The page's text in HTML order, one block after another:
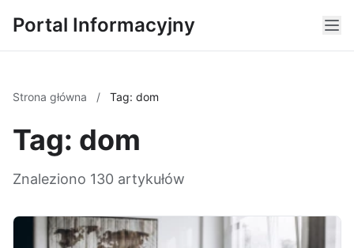
Portal Informacyjny
Strona główna / Tag: dom
Tag: dom
Znaleziono 130 artykułów